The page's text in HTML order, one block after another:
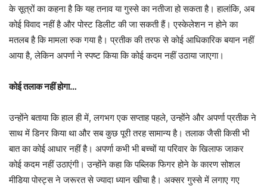
के सूत्रों का कहना है कि यह तनाव या गुस्से का नतीजा हो सकता है। हालांकि, अब
कोई विवाद नहीं है और पोस्ट डिलीट की जा सकती हैं। एस्केलेशन न होने का
मतलब है कि मामला रुक गया है। प्रतीक की तरफ से कोई आधिकारिक बयान नहीं
आया है, लेकिन अपर्णा ने स्पष्ट किया कि कोई कदम नहीं उठाया जाएगा।
कोई तलाक नहीं होगा…
उन्होंने बताया कि हाल ही में, लगभग एक सप्ताह पहले, उन्होंने और अपर्णा प्रतीक ने
साथ में डिनर किया था और सब कुछ पूरी तरह सामान्य है। तलाक जैसी किसी भी
बात का कोई आधार नहीं है। अपर्णा कभी भी बच्चों या परिवार के खिलाफ जाकर
कोई कदम नहीं उठाएंगी। उन्होंने कहा कि पब्लिक फिगर होने के कारण सोशल
मीडिया पोस्ट्स ने जरूरत से ज्यादा ध्यान खीचा है। अक्सर गुस्से में लगाए गए